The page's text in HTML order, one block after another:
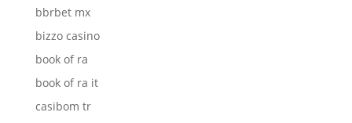
bbrbet mx
bizzo casino
book of ra
book of ra it
casibom tr